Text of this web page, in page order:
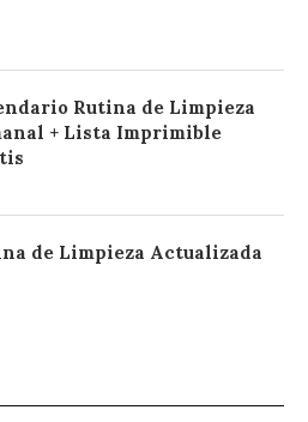
Rutina de Limpieza
+ Lista Imprimible
de Limpieza Actualizada